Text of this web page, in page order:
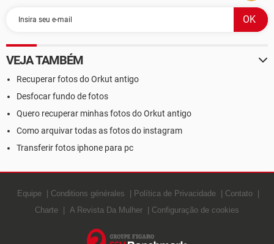
VEJA TAMBÉM
Recuperar fotos do Orkut antigo
Desfocar fundo de fotos
Quero recuperar minhas fotos do Orkut antigo
Como arquivar todas as fotos do instagram
Transferir fotos iphone para pc
Equipe Conditions générales Política de Privacidade
Contato
Charte
A Revista Da Mulher Configuração de cookies